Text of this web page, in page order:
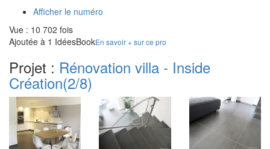
Afficher le numéro
Vue : 10 702 fois
Ajoutée à 1 IdéesBookEn savoir + sur ce pro
Projet : Rénovation villa - Inside
Création(2/8)